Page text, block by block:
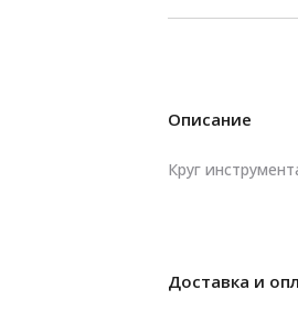
Описание
Круг
Доставка и